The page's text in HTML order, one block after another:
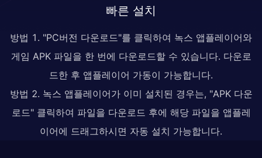
빠른 설치
방법 1. "PC버전 다운로드"를 클릭하여 녹스 앱플레이어와
게임 APK 파일을 한 번에 다운로드할 수 있습니다. 다운로
드한 후 앱플레이어 가동이 가능합니다.
방법 2. 녹스 앱플레이어가 이미 설치된 경우는, "APK 다운
로드" 클릭하여 파일을 다운로드 후에 해당 파일을 앱플레
이어에 드래그하시면 자동 설치 가능합니다.